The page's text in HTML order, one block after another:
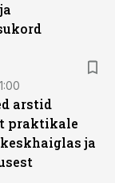
arstid
praktikale
ja